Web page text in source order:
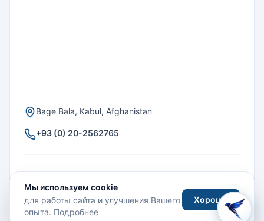
Bage Bala, Kabul, Afghanistan
+93 (0) 20-2562765
СВЯЗАТЬСЯ С ОТЕЛЕМ
Email
Мы используем cookie
для работы сайта и улучшения Вашего
опыта. Подробнее
Хорошо